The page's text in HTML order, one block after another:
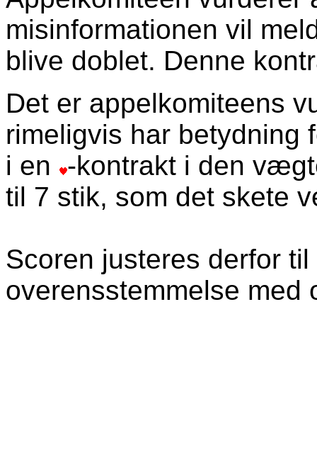
misinformationen vil
blive doblet. Denne
Det er appelkomiteens
rimeligvis har betydning
i en
-kontrakt i den
til 7 stik, som det skete
Scoren justeres derfor
overensstemmelse med